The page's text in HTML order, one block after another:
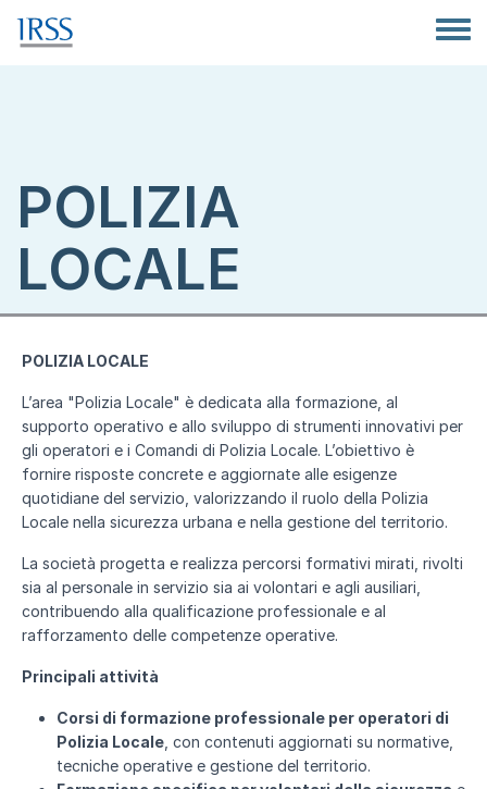
POLIZIA
LOCALE
POLIZIA LOCALE
L’area "Polizia Locale" è dedicata alla formazione, al
supporto operativo e allo sviluppo di strumenti innovativi per
gli operatori e i Comandi di Polizia Locale. L’obiettivo è
fornire risposte concrete e aggiornate alle esigenze
quotidiane del servizio, valorizzando il ruolo della Polizia
Locale nella sicurezza urbana e nella gestione del territorio.
La società progetta e realizza percorsi formativi mirati, rivolti
sia al personale in servizio sia ai volontari e agli ausiliari,
contribuendo alla qualificazione professionale e al
rafforzamento delle competenze operative.
Principali attività
Corsi di formazione professionale per operatori di
Polizia Locale , con contenuti aggiornati su normative,
tecniche operative e gestione del territorio.